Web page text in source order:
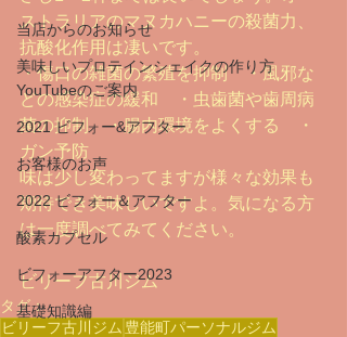
当店からのお知らせ
美味しいプロテインシェイクの作り方
YouTubeのご案内
2021 ビフォー&アフター
お客様のお声
2022 ビフォー＆アフター
酸素カプセル
ビフォーアフター2023
基礎知識編
ストラリアのマヌカハニーの殺菌力、
抗酸化作用は凄いです。
・傷口の雑菌の繁殖を抑制　・風邪な
どの感染症の緩和　・虫歯菌や歯周病
菌の抑制　・腸内環境をよくする　・
ガン予防
味は少し変わってますが様々な効果も
期待でき美味しいですよ。気になる方
は一度調べてみてください。
ビリーフ古川ジム
タグ：
ビリーフ古川ジム 豊能町パーソナルジム